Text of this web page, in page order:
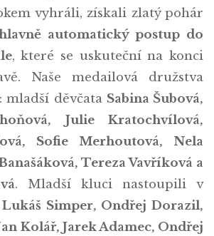
vyhráli, získali zlatý pohár
automatický postup do
, které se uskuteční na konci
Naše medailová družstva
mladší děvčata Sabina Šubová,
Julie Kratochvílová,
Sofie Merhoutová, Nela
Tereza Vavříková a
. Mladší kluci nastoupili v
Lukáš Simper, Ondřej Dorazil,
Kolář, Jarek Adamec, Ondřej